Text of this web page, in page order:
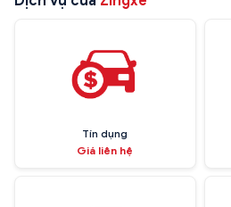
Tín dụng
Giá liên hệ